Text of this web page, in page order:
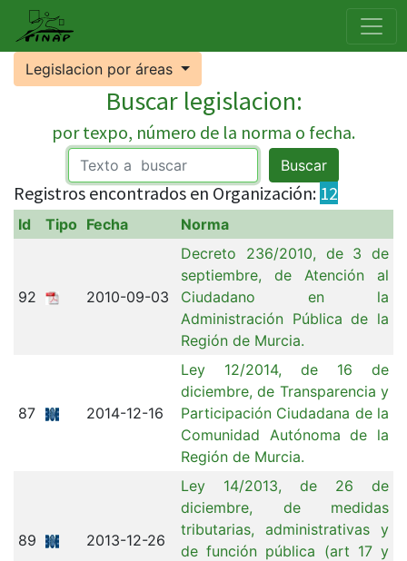
Legislacion por áreas
Buscar legislacion:
por texpo, número de la norma o fecha.
Buscar
Registros encontrados en Organización: 12
Id Tipo Fecha Norma
92 2010-09-03
Decreto 236/2010, de 3 de
septiembre, de Atención al
Ciudadano en la
Administración Pública de la
Región de Murcia.
87 2014-12-16
Ley 12/2014, de 16 de
diciembre, de Transparencia y
Participación Ciudadana de la
Comunidad Autónoma de la
Región de Murcia.
89 2013-12-26
Ley 14/2013, de 26 de
diciembre, de medidas
tributarias, administrativas y
de función pública (art 17 y